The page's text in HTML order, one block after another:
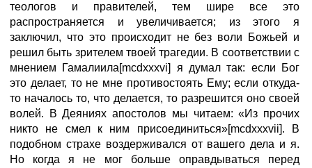
теологов и правителей, тем шире все это
распространяется и увеличивается; из этого я
заключил, что это происходит не без воли Божьей и
решил быть зрителем твоей трагедии. В соответствии с
мнением Гамалиила[mcdxxxvi] я думал так: если Бог
это делает, то не мне противостоять Ему; если откуда-
то началось то, что делается, то разрешится оно своей
волей. В Деяниях апостолов мы читаем: «Из прочих
никто не смел к ним присоединиться»[mcdxxxvii]. В
подобном страхе воздерживался от вашего дела и я.
Но когда я не мог больше оправдываться перед